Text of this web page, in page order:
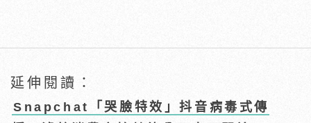
延伸閱讀：
Snapchat「哭臉特效」抖音病毒式傳